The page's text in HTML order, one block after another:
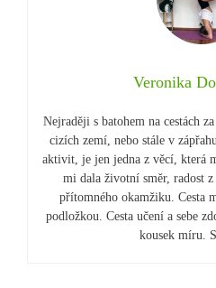
Veronika
Nejraději s batohem na cestách
cizích zemí, nebo stále v
aktivit, je jen jedna z věcí, která
mi dala životní směr, radost
přítomného okamžiku. Cesta
podložkou. Cesta učení a sebe
kousek míru.